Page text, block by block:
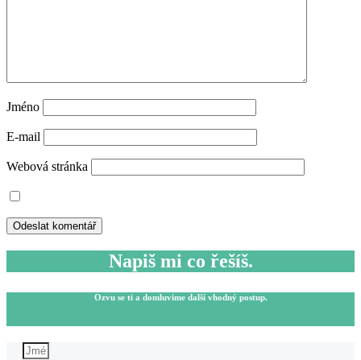
Jméno
E-mail
Webová stránka
Napiš mi co řešíš.
Ozvu se ti a domluvime další vhodný postup.